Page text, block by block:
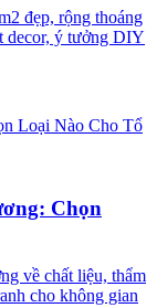
đẹp, rộng thoáng
decor, ý tưởng DIY
Chọn
về chất liệu, thẩm
cho không gian